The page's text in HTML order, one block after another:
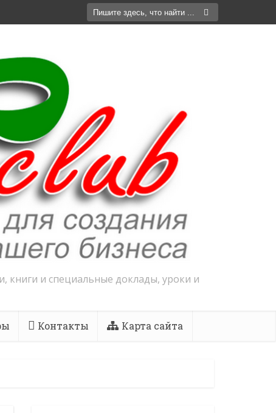
книги и специальные доклады, уроки и
Контакты Карта сайта